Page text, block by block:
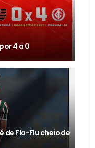
4 a 0
de Fla-Flu cheio de